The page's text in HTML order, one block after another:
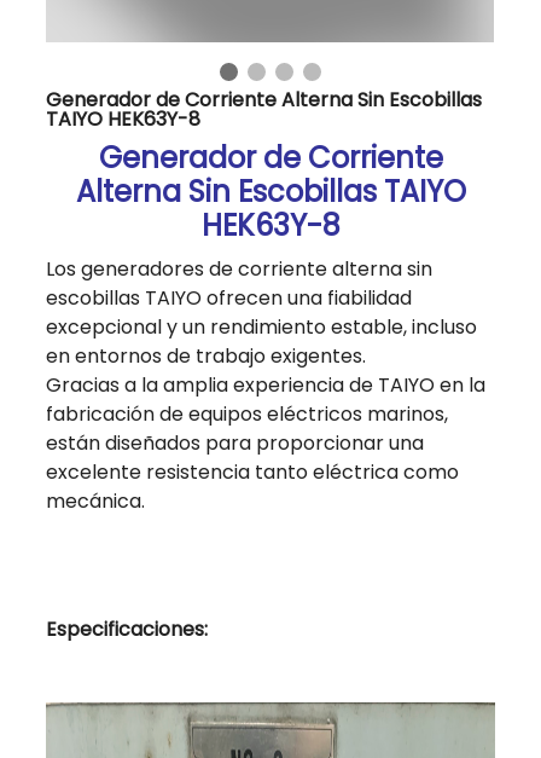
Generador de Corriente Alterna Sin Escobillas
TAIYO HEK63Y-8
Generador de Corriente
Alterna Sin Escobillas TAIYO
HEK63Y-8
Los generadores de corriente alterna sin
escobillas TAIYO ofrecen una fiabilidad
excepcional y un rendimiento estable, incluso
en entornos de trabajo exigentes.
Gracias a la amplia experiencia de TAIYO en la
fabricación de equipos eléctricos marinos,
están diseñados para proporcionar una
excelente resistencia tanto eléctrica como
mecánica.
Especificaciones: